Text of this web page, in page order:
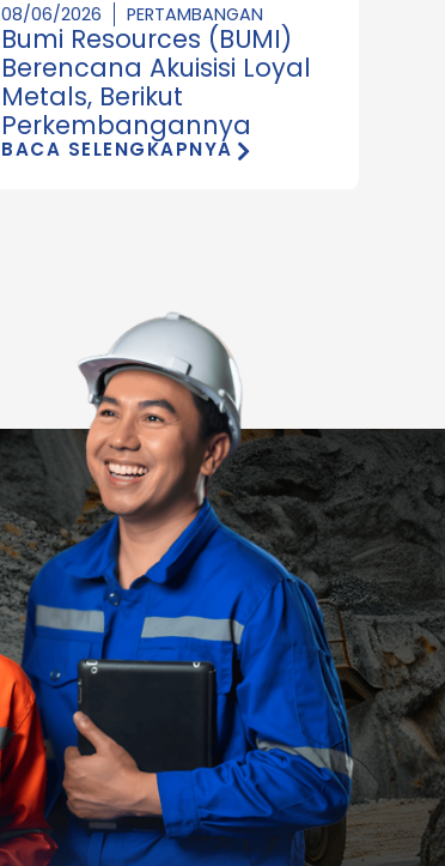
08/06/2026 PERTAMBANGAN
Bumi Resources (BUMI)
Berencana Akuisisi Loyal
Metals, Berikut
Perkembangannya
BACA SELENGKAPNYA